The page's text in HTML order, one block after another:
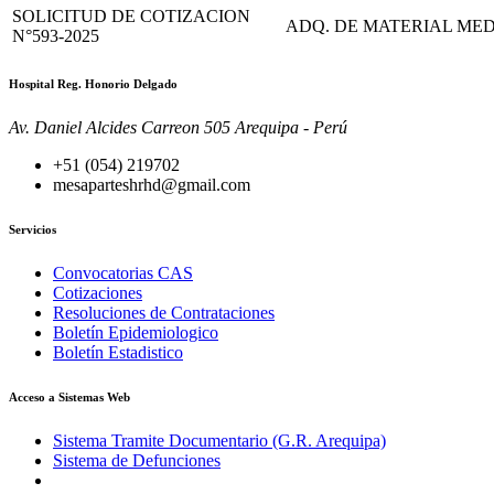
SOLICITUD DE COTIZACION
N°593-2025
ADQ. DE MATERIAL
Hospital Reg. Honorio Delgado
Av. Daniel Alcides Carreon 505 Arequipa - Perú
+51 (054) 219702
mesaparteshrhd@gmail.com
Servicios
Convocatorias CAS
Cotizaciones
Resoluciones de Contrataciones
Boletín Epidemiologico
Boletín Estadistico
Acceso a Sistemas Web
Sistema Tramite Documentario (G.R. Arequipa)
Sistema de Defunciones